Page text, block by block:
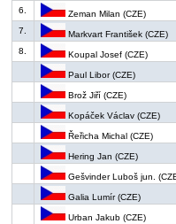
6. Zeman Milan (CZE)
7. Markvart František (CZE)
8. Koupal Josef (CZE)
Paul Libor (CZE)
Brož Jiří (CZE)
Kopáček Václav (CZE)
Řeřicha Michal (CZE)
Hering Jan (CZE)
Gešvinder Luboš jun.
Galia Lumír (CZE)
Urban Jakub (CZE)